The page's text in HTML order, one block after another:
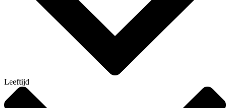
Leeftijd